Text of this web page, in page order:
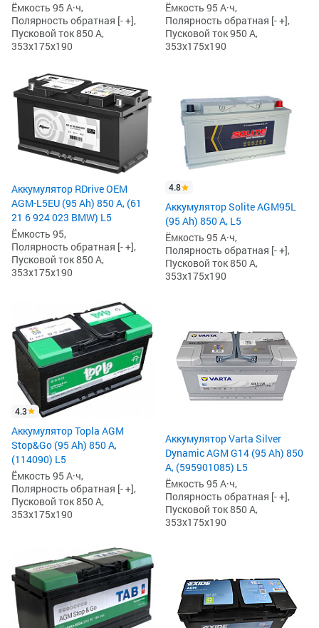
Ёмкость 95 А·ч,
Полярность обратная [- +],
Пусковой ток 850 А,
353x175x190
Ёмкость 95 А·ч,
Полярность обратная [- +],
Пусковой ток 950 А,
353x175x190
Аккумулятор RDrive OEM
AGM-L5EU (95 Ah) 850 А, (61
21 6 924 023 BMW) L5
Ёмкость 95,
Полярность обратная [- +],
Пусковой ток 850 А,
353x175x190
4.8
Аккумулятор Solite AGM95L
(95 Ah) 850 А, L5
Ёмкость 95 А·ч,
Полярность обратная [- +],
Пусковой ток 850 А,
353x175x190
4.3
Аккумулятор Topla AGM
Stop&Go (95 Ah) 850 А,
(114090) L5
Ёмкость 95 А·ч,
Полярность обратная [- +],
Пусковой ток 850 А,
353x175x190
Аккумулятор Varta Silver
Dynamic AGM G14 (95 Ah) 850
А, (595901085) L5
Ёмкость 95 А·ч,
Полярность обратная [- +],
Пусковой ток 850 А,
353x175x190